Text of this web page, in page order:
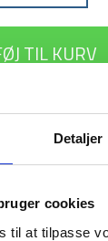
Detaljer
cookies
til at tilpasse
TIL KURV
499 kr